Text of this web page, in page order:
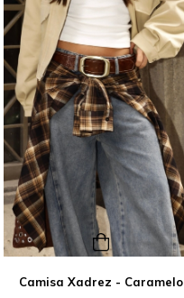
Camisa Xadrez - Caramelo